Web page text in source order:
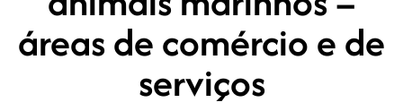
áreas de comércio e de
serviços